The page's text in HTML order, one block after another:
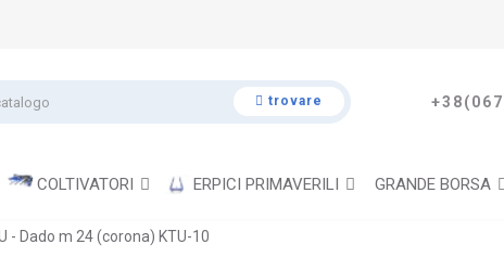
trovare
COLTIVATORI ERPICI PRIMAVERILI GRANDE BORSA
- Dado m 24 (corona) KTU-10